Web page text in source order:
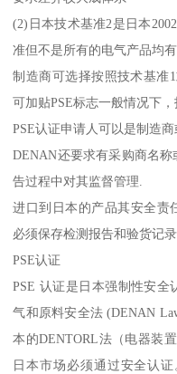
(2)日本技术基准2是日本
准但不是所有的电气产品均
制造商可选择按照技术基准
可加贴PSE标志一般情况下
PSE认证申请人可以是制造
DENAN还要求有采购商名
告过程中对其监督管理.
进口到日本的产品其安全责
必须保存检测报告和验货记
PSE认证
PSE 认证是日本强制性安
气和原料安全法 (DENAN
本的DENTORL法（电器装
日本市场必须通过安全认